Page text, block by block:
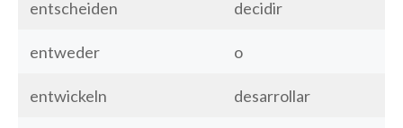
entscheiden decidir
entweder o
entwickeln desarrollar